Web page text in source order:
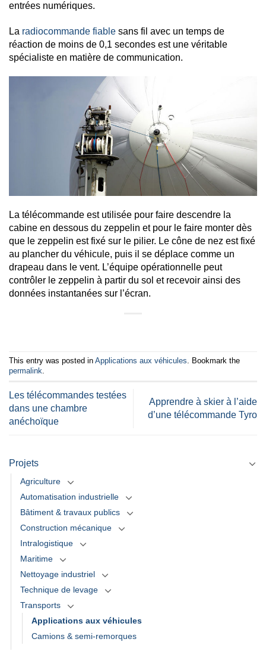
Projets
Agriculture
Automatisation industrielle
Bâtiment & travaux publics
Construction mécanique
Intralogistique
Maritime
Nettoyage industriel
Technique de levage
Transports
Applications aux véhicules
Camions & semi-remorques
entrées numériques.
La radiocommande fiable sans fil avec un temps de
réaction de moins de 0,1 secondes est une véritable
spécialiste en matière de communication.
La télécommande est utilisée pour faire descendre la
cabine en dessous du zeppelin et pour le faire monter dès
que le zeppelin est fixé sur le pilier. Le cône de nez est fixé
au plancher du véhicule, puis il se déplace comme un
drapeau dans le vent. L’équipe opérationnelle peut
contrôler le zeppelin à partir du sol et recevoir ainsi des
données instantanées sur l’écran.
This entry was posted in Applications aux véhicules. Bookmark the
permalink.
Les télécommandes testées
dans une chambre
anéchoïque
Apprendre à skier à l’aide
d’une télécommande Tyro